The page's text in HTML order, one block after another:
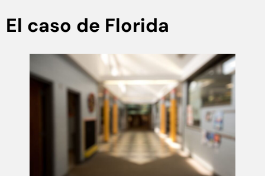
El caso de Florida